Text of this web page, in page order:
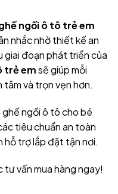
ngồi ô tô trẻ em
nhắc nhờ thiết kế an
giai đoạn phát triển của
trẻ emsẽ giúp mỗi
tâm và trọn vẹn hơn.
ngồi ô tô cho bé
tiêu chuẩn an toàn
hỗ trợ lắp đặt tận nơi.
vấn mua hàng ngay!